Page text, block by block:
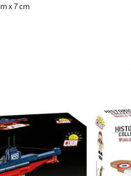
x 7 cm